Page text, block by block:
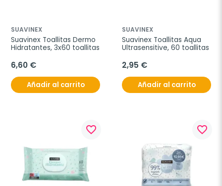
SUAVINEX
Suavinex Toallitas Dermo
Hidratantes, 3x60 toallitas
6,60 €
Añadir al carrito
SUAVINEX
Suavinex Toallitas Aqua
Ultrasensitive, 60 toallitas
2,95 €
Añadir al carrito
favorite_border favorite_border